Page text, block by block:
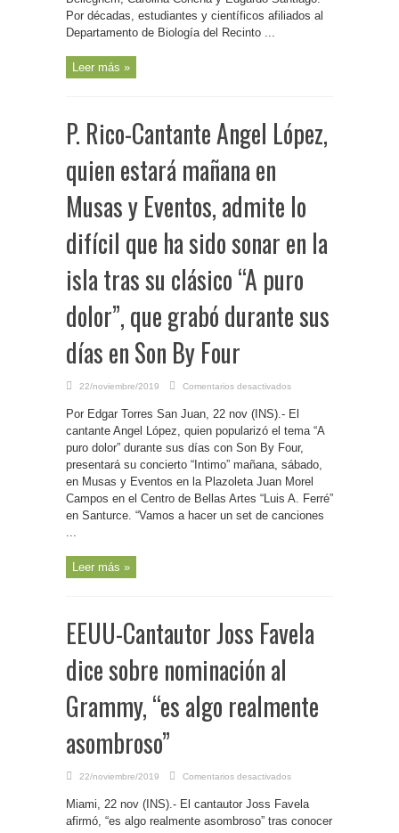
de
Río
Por décadas, estudiantes y científicos afiliados al
Departamento de Biología del Recinto ...
Leer más »
P. Rico-Cantante Angel López,
quien estará mañana en
Musas y Eventos, admite lo
difícil que ha sido sonar en la
isla tras su clásico “A puro
dolor”, que grabó durante sus
días en Son By Four
22/noviembre/2019 Comentarios desactivados
Cantante
Angel
López,
quien
estará
mañana
Musas
y
Eventos,
admite
lo
clásico
“A
sus
en
Por Edgar Torres San Juan, 22 nov (INS).- El
cantante Angel López, quien popularizó el tema “A
puro dolor” durante sus días con Son By Four,
presentará su concierto “Intimo” mañana, sábado,
en Musas y Eventos en la Plazoleta Juan Morel
Campos en el Centro de Bellas Artes “Luis A. Ferré”
en Santurce. “Vamos a hacer un set de canciones
...
Leer más »
EEUU-Cantautor Joss Favela
dice sobre nominación al
Grammy, “es algo realmente
asombroso”
22/noviembre/2019 Comentarios desactivados
Joss
dice
Miami, 22 nov (INS).- El cantautor Joss Favela
afirmó, “es algo realmente asombroso” tras conocer